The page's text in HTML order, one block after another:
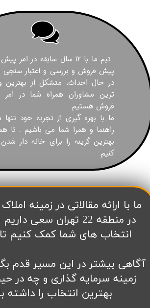
تیم ما با ۱۲ سال سابقه در امر
پیش فروش و بررسی و اعتبار سنجی
در حال احداث، متشکل از
ترین مشاوران همراه شما در
فروش هستیم
ما با بهره گیری از تجربه خود تنها
راهنما و همرا شما می باشیم . تا
بهترین گزینه را برای خانه دار
کنیم
​ما با ارائه مقالاتی در زمینه
در منطقه 22 تهران سعی
انتخاب های شما کمک کنیم تا
آگاهی بیشتر در این مسیر قدم
زمینه سرمایه گذاری و چه در
بهترین انتخاب را داشته